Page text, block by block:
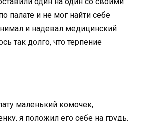
палате и не мог найти себе
и надевал медицинский
так долго, что терпение
маленький комочек,
я положил его себе на грудь.